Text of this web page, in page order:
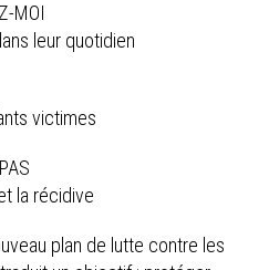
MOI
leur quotidien
victimes
la récidive
plan de lutte contre les